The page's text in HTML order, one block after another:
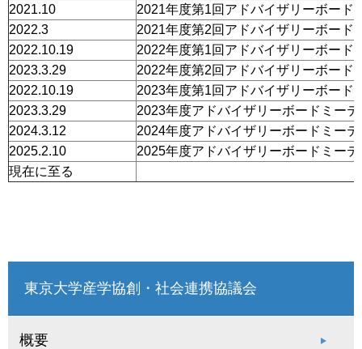
2021.10
2021年度第1回アドバイザリーボード
2022.3
2021年度第2回アドバイザリーボード
2022.10.19
2022年度第1回アドバイザリーボード
2023.3.29
2022年度第2回アドバイザリーボード
2022.10.19
2023年度第1回アドバイザリーボード
2023.3.29
2023年度アドバイザリーボードミー
2024.3.12
2024年度アドバイザリーボードミー
2025.2.10
2025年度アドバイザリーボードミー
現在に至る
東京大学産学協創・社会連携協議会
概要